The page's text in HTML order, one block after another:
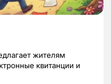
жителям
квитанции и